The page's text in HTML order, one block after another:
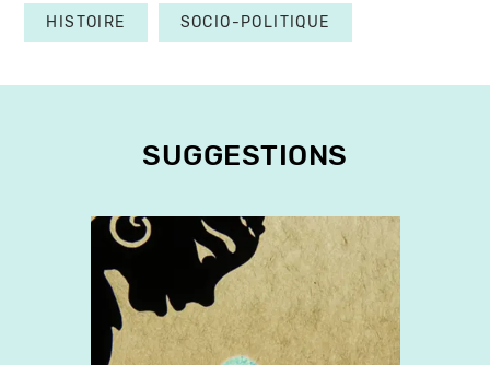
HISTOIRE SOCIO-POLITIQUE
SUGGESTIONS